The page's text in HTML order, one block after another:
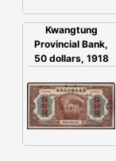
Kwangtung
Provincial Bank,
50 dollars, 1918